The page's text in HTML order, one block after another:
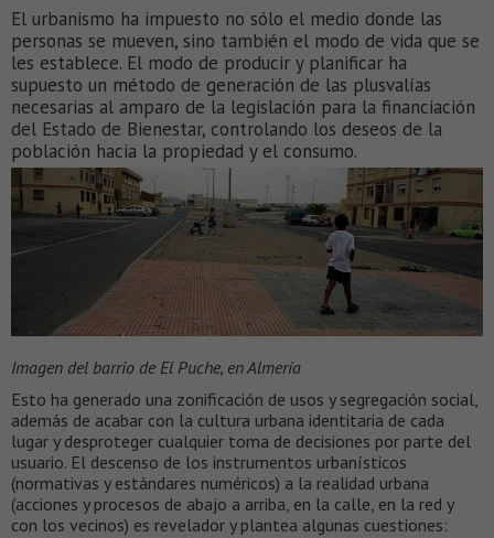
El urbanismo ha impuesto no sólo el medio donde las
personas se mueven, sino también el modo de vida que se
les establece. El modo de producir y planificar ha
supuesto un método de generación de las plusvalías
necesarias al amparo de la legislación para la financiación
del Estado de Bienestar, controlando los deseos de la
población hacia la propiedad y el consumo.
Imagen del barrio de El Puche, en Almería
Esto ha generado una zonificación de usos y segregación social,
además de acabar con la cultura urbana identitaria de cada
lugar y desproteger cualquier toma de decisiones por parte del
usuario. El descenso de los instrumentos urbanísticos
(normativas y estándares numéricos) a la realidad urbana
(acciones y procesos de abajo a arriba, en la calle, en la red y
con los vecinos) es revelador y plantea algunas cuestiones: